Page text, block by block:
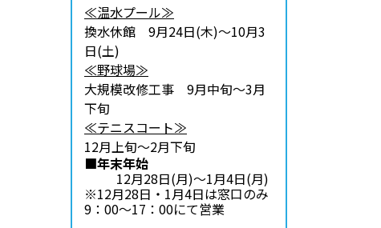
≪温水プール≫
換水休館 9月24日(木)～10月3
日(土)
≪野球場≫
大規模改修工事 9月中旬～3月
下旬
≪テニスコート≫
12月上旬～2月下旬
■年末年始
12月28日(月)～1月4日(月)
※12月28日・1月4日は窓口のみ
9：00～17：00にて営業